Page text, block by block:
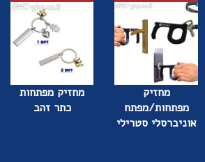
מחזיק
מפתחות/מפתח
אוניברסלי סטרילי
מחזיק מפתחות
כתר זהב